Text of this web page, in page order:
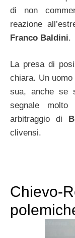
di non
reazione
Franco Baldini.
La presa di
chiara. Un
sua, anche se
segnale
arbitraggio di
clivensi.
Chievo-